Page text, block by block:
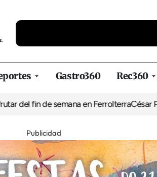
Gastro360 Rec360
semana en FerrolterraCésar Pita, capitán
Publicidad